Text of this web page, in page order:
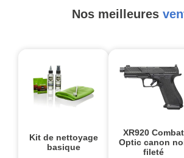
Nos meilleures
Kit de nettoyage
basique
XR920 Combat
Optic canon
fileté